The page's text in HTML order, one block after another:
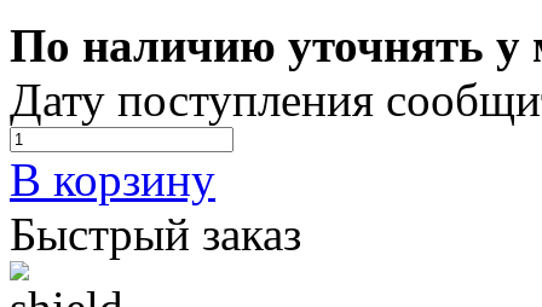
По наличию уточнять у
Дату поступления
В корзину
Быстрый заказ